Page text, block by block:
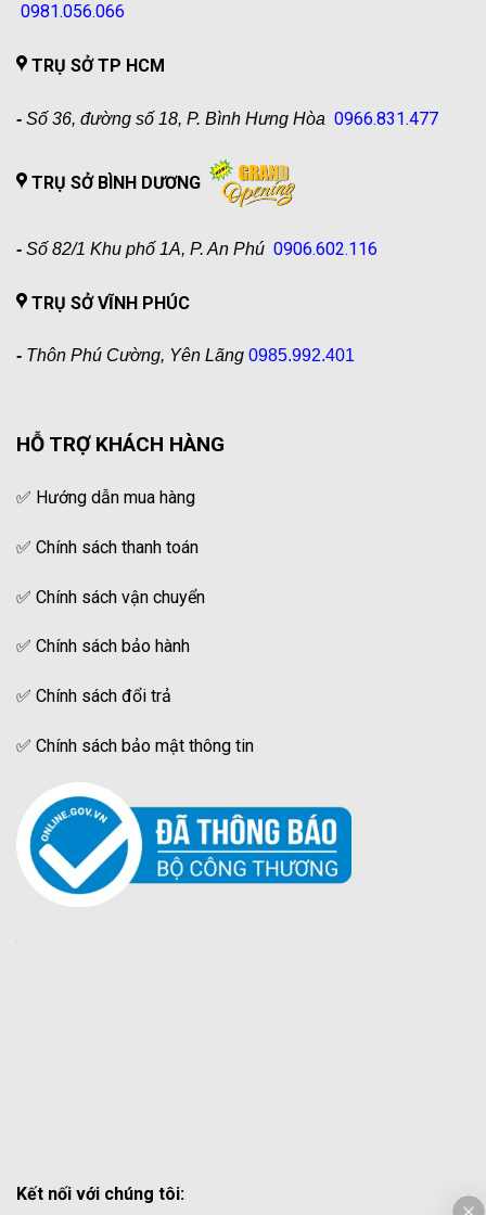
0981.056.066
TRỤ SỞ TP HCM
- Số 36, đường số 18, P. Bình Hưng Hòa 0966.831.477
TRỤ SỞ BÌNH DƯƠNG
- Số 82/1 Khu phố 1A, P. An Phú 0906.602.116
TRỤ SỞ VĨNH PHÚC
- Thôn Phú Cường, Yên Lãng 0985.992.401
HỖ TRỢ KHÁCH HÀNG
✅ Hướng dẫn mua hàng
✅ Chính sách thanh toán
✅ Chính sách vận chuyển
✅ Chính sách bảo hành
✅ Chính sách đổi trả
✅ Chính sách bảo mật thông tin
Kết nối với chúng tôi: